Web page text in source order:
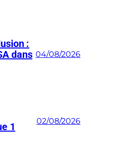
:
dans 04/08/2026
1
02/08/2026